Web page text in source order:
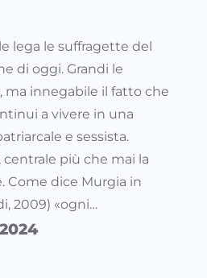
lega le suffragette del
di oggi. Grandi le
ma innegabile il fatto che
a vivere in una
e sessista.
più che mai la
Come dice Murgia in
2009) «ogni…